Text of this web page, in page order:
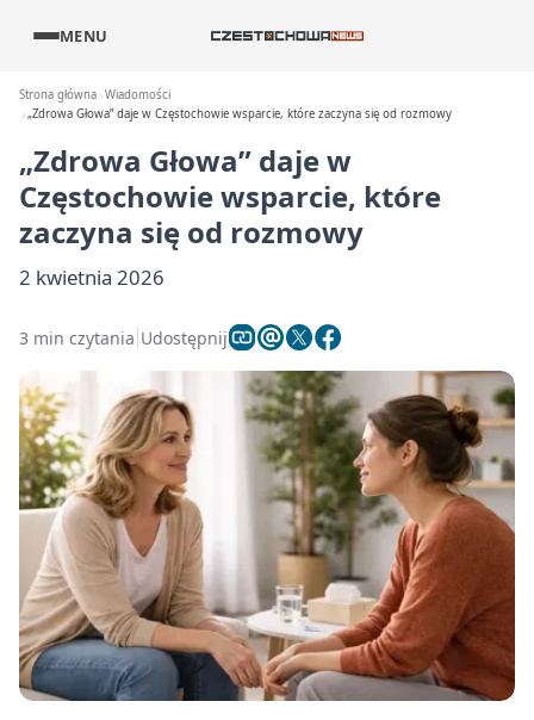
MENU
Strona główna Wiadomości
„Zdrowa Głowa” daje w Częstochowie wsparcie, które zaczyna się od rozmowy
„Zdrowa Głowa” daje w
Częstochowie wsparcie, które
zaczyna się od rozmowy
2 kwietnia 2026
3 min czytania Udostępnij